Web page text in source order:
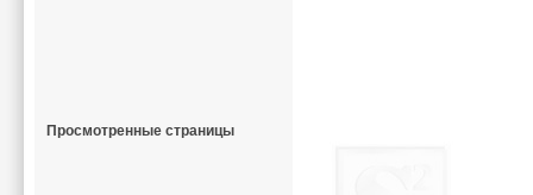
Просмотренные страницы